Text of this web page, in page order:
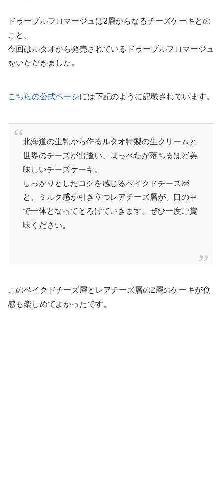
ドゥーブルフロマージュは2層からなるチーズケーキとの
こと。
今回はルタオから発売されているドゥーブルフロマージュ
をいただきました。
こちらの公式ページには下記のように記載されています。
北海道の生乳から作るルタオ特製の生クリームと
世界のチーズが出逢い、ほっぺたが落ちるほど美
味しいチーズケーキ。
しっかりとしたコクを感じるベイクドチーズ層
と、ミルク感が引き立つレアチーズ層が、口の中
で一体となってとろけていきます。ぜひ一度ご賞
味ください。
このベイクドチーズ層とレアチーズ層の2層のケーキが食
感も楽しめてよかったです。